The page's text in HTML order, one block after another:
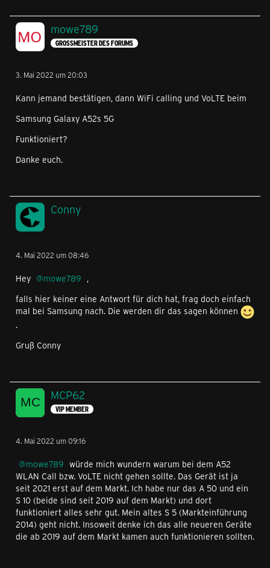
mowe789
GROSSMEISTER DES FORUMS
3. Mai 2022 um 20:03
Kann jemand bestätigen, dann WiFi calling und VoLTE beim
Samsung Galaxy A52s 5G
Funktioniert?
Danke euch.
Conny
4. Mai 2022 um 08:46
Hey mowe789 ,
falls hier keiner eine Antwort für dich hat, frag doch einfach
mal bei Samsung nach. Die werden dir das sagen können
.
Gruß Conny
MCP62
VIP MEMBER
4. Mai 2022 um 09:16
mowe789 würde mich wundern warum bei dem A52
WLAN Call bzw. VoLTE nicht gehen sollte. Das Gerät ist ja
seit 2021 erst auf dem Markt. Ich habe nur das A 50 und ein
S 10 (beide sind seit 2019 auf dem Markt) und dort
funktioniert alles sehr gut. Mein altes S 5 (Markteinführung
2014) geht nicht. Insoweit denke ich das alle neueren Geräte
die ab 2019 auf dem Markt kamen auch funktionieren sollten.